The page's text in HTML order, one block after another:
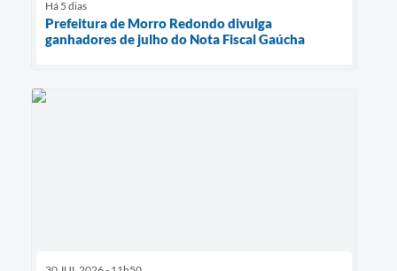
Há 5 dias
Prefeitura de Morro Redondo divulga
ganhadores de julho do Nota Fiscal Gaúcha